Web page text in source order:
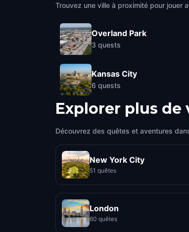
Trouvez une ville à proximité pour jouer
Overland Park
3 quests
Kansas City
6 quests
Explorer plus de
Découvrez des quêtes et aventures
New York City
51 quêtes
London
60 quêtes